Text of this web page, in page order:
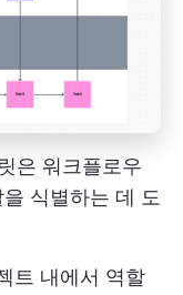
은 워크플로우
식별하는 데 도
트 내에서 역할